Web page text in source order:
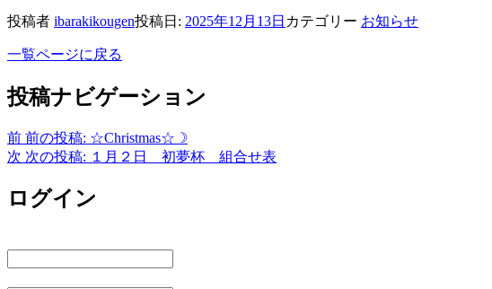
投稿者 ibarakikougen投稿日: 2025年12月13日 カテゴリー お知らせ
一覧ページに戻る
投稿ナビゲーション
前 前の投稿: ☆Christmas☆☽
次 次の投稿: １月２日 初夢杯 組合せ表
ログイン